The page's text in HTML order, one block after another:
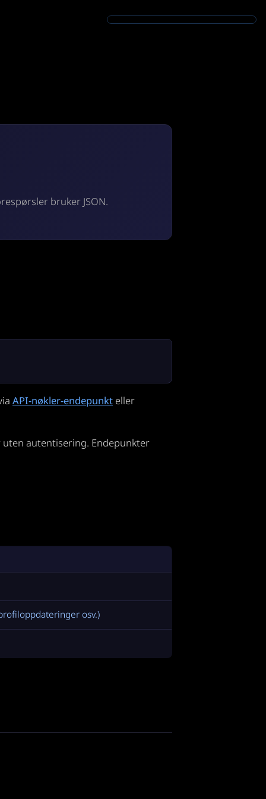
bruker JSON.
API-nøkler-endepunkt eller
autentisering. Endepunkter
osv.)